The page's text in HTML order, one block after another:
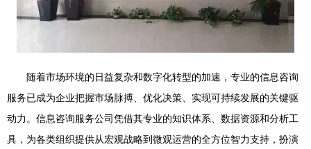
随着市场环境的日益复杂和数字化转型的加速，专业的信息咨询
服务已成为企业把握市场脉搏、优化决策、实现可持续发展的关键驱
动力。信息咨询服务公司凭借其专业的知识体系、数据资源和分析工
具，为各类组织提供从宏观战略到微观运营的全方位智力支持，扮演